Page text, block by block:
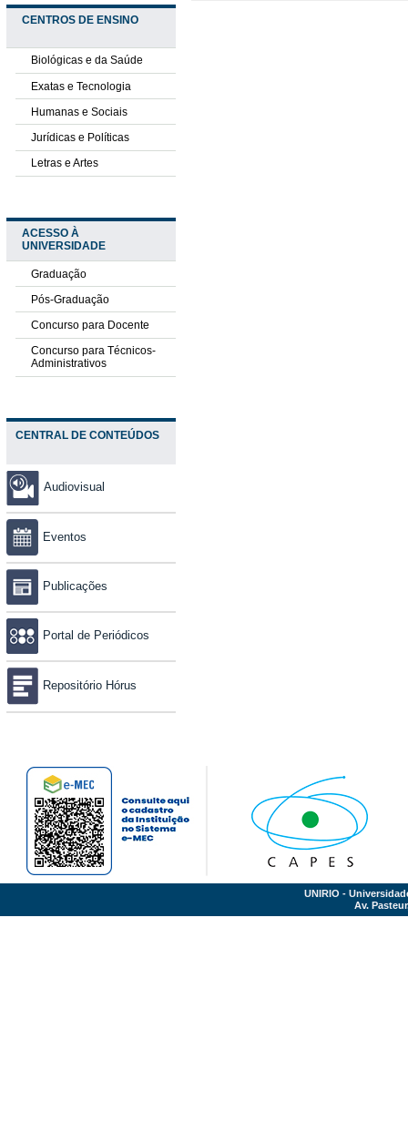
CENTROS DE ENSINO
Biológicas e da Saúde
Exatas e Tecnologia
Humanas e Sociais
Jurídicas e Políticas
Letras e Artes
ACESSO À
UNIVERSIDADE
Graduação
Pós-Graduação
Concurso para Docente
Concurso para Técnicos-
Administrativos
CENTRAL DE CONTEÚDOS
Audiovisual
Eventos
Publicações
Portal de Periódicos
Repositório Hórus
UNIRIO -
Av.